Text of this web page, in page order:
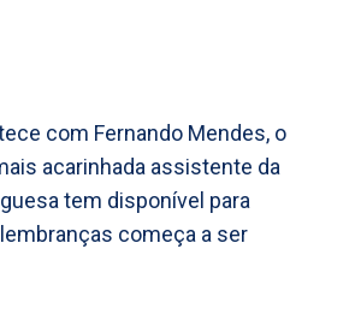
com Fernando Mendes, o
acarinhada assistente da
tem disponível para
começa a ser